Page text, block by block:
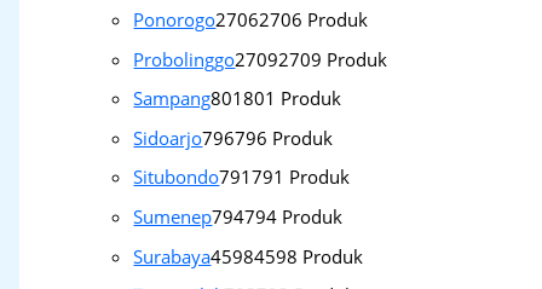
Ponorogo27062706 Produk
Probolinggo27092709 Produk
Sampang801801 Produk
Sidoarjo796796 Produk
Situbondo791791 Produk
Sumenep794794 Produk
Surabaya45984598 Produk